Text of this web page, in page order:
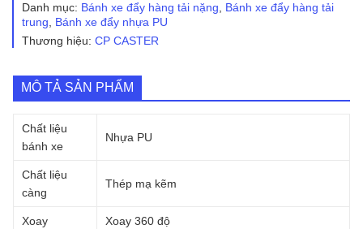
lõi
gang
CP049
số
lượng
Danh mục: Bánh xe đẩy hàng tải nặng, Bánh xe đẩy hàng tải
trung, Bánh xe đẩy nhựa PU
Thương hiệu: CP CASTER
MÔ TẢ SẢN PHẨM
Chất liệu
bánh xe
Nhựa PU
Chất liệu
càng
Thép mạ kẽm
Xoay Xoay 360 độ